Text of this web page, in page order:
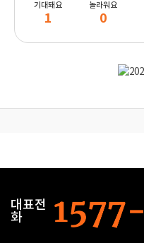
기대돼요
1
놀라워요
0
대표전
화